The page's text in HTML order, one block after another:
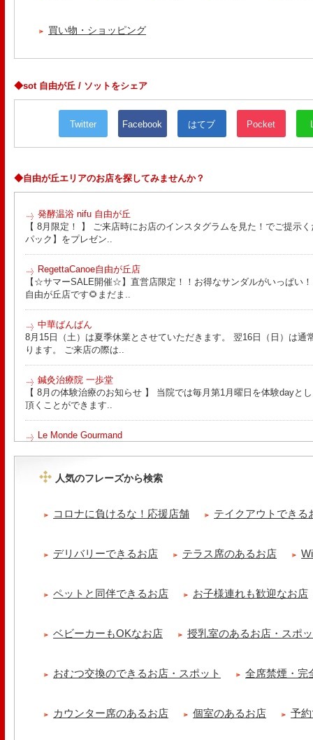
買い物・ショッピング
◆sot 自由が丘 / ソットをシェア
Twitter Facebook はてブ Pocket
◆自由が丘エリアのお店を探してみませんか？
発酵温浴 nifu 自由が丘
【 8月限定！ 】 ご来店時にお店のインスタグラムを見た！でご提示
パック】をプレゼン..
RegettaCanoe自由が丘店
【☆サマーSALE開催☆】直営店限定！！お得なサンダルがいっぱい
自由が丘店です🌻まだま..
中華ばんばん
8月15日（土）は夏季休業とさせていただきます。 翌16日（日）は通
ります。 ご来店の際は..
鍼灸治療院 一歩堂
【 8月の体験治療のお知らせ 】 当院では毎月第1月曜日を体験dayと
頂くことができます..
Le Monde Gourmand
ッコラサラダをそえて)手..
【 平日限定ランチメニュー 】 ワンプレートランチ登場！！パスタや
京都九条ねぎ焼き専門店 ねぎ家 -時代家 旬-
だれ。とろりとした温泉卵..
【 よもぎ蒸しやリラクゼーション専門の顧問契約 】 冷え性改善協会
クゼーション店を専..
人気のフレーズから検索
コロナに負けるな！応援店舗 テイクアウトできる
デリバリーできるお店 テラス席のあるお店
ペットと同伴できるお店 お子様連れも歓迎なお店
ベビーカーもOKなお店 授乳室のあるお店・スポ
おむつ交換のできるお店・スポット 全席禁煙・完
カウンター席のあるお店 個室のあるお店 予